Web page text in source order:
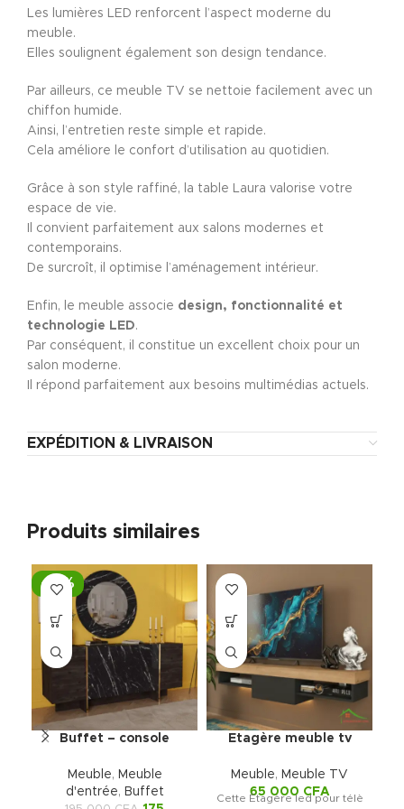
Les lumières LED renforcent l’aspect moderne du
meuble.
Elles soulignent également son design tendance.
Par ailleurs, ce meuble TV se nettoie facilement avec un
chiffon humide.
Ainsi, l’entretien reste simple et rapide.
Cela améliore le confort d’utilisation au quotidien.
Grâce à son style raffiné, la table Laura valorise votre
espace de vie.
Il convient parfaitement aux salons modernes et
contemporains.
De surcroît, il optimise l’aménagement intérieur.
Enfin, le meuble associe design, fonctionnalité et
technologie LED.
Par conséquent, il constitue un excellent choix pour un
salon moderne.
Il répond parfaitement aux besoins multimédias actuels.
EXPÉDITION & LIVRAISON
Produits similaires
-10%
Buffet – console
Meuble, Meuble
d'entrée, Buffet
Etagère meuble tv
Meuble, Meuble TV
65 000 CFA
Cette Ètagère led pour télè